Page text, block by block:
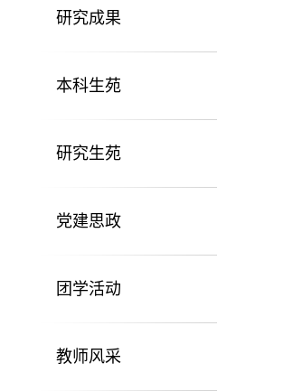
研究成果
本科生苑
研究生苑
党建思政
团学活动
教师风采